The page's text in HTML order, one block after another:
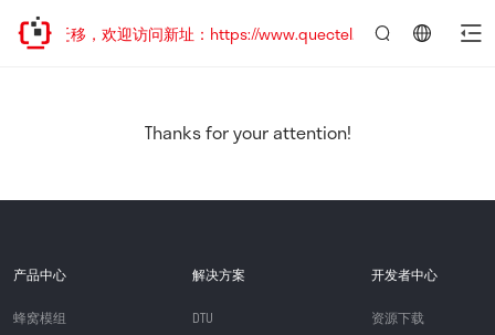
地址已迁移，欢迎访问新址：https://www.quectel.com.cn
Thanks for your attention!
产品中心
蜂窝模组
解决方案
DTU
开发者中心
资源下载